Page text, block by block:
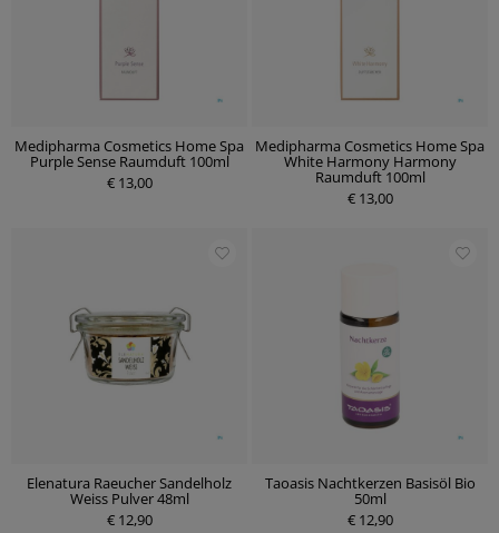
Medipharma Cosmetics Home Spa
Purple Sense Raumduft 100ml
€ 13,00
Medipharma Cosmetics Home Spa
White Harmony Harmony
Raumduft 100ml
€ 13,00
Elenatura Raeucher Sandelholz
Weiss Pulver 48ml
€ 12,90
Taoasis Nachtkerzen Basisöl Bio
50ml
€ 12,90